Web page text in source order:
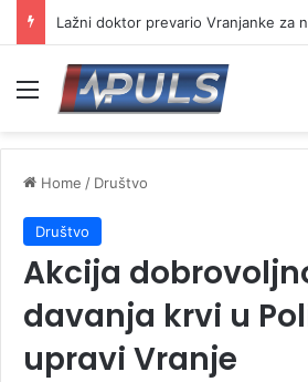
Menu
Home / Društvo
Društvo
Akcija
davanja krvi u
upravi Vranje